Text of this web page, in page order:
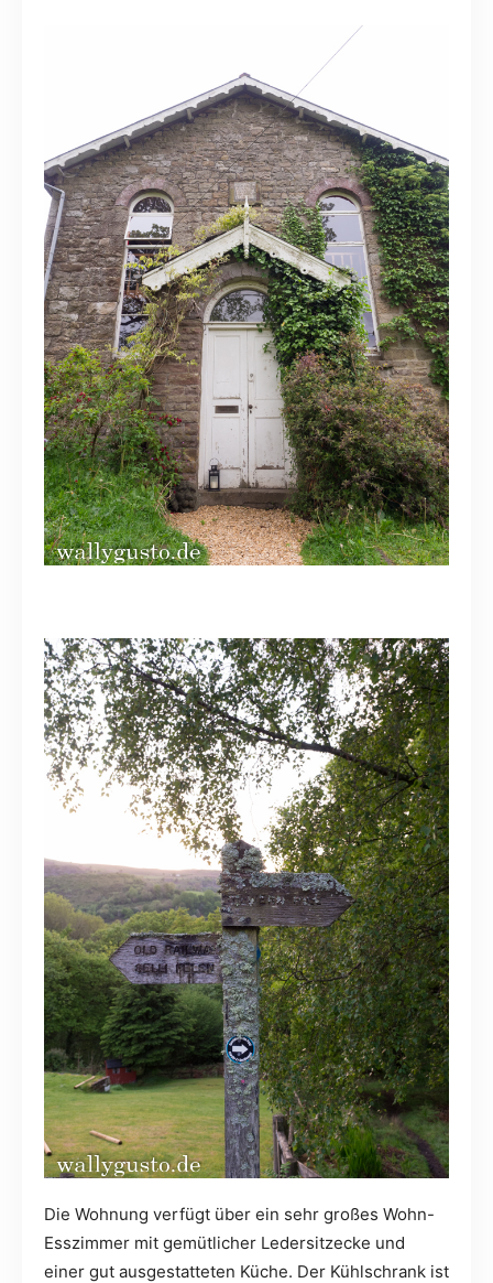
Die Wohnung verfügt über ein sehr großes Wohn-
Esszimmer mit gemütlicher Ledersitzecke und
einer gut ausgestatteten Küche. Der Kühlschrank ist